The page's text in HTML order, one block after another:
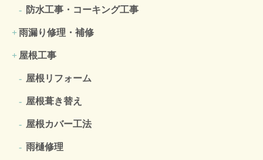
防水工事・コーキング工事
雨漏り修理・補修
屋根工事
屋根リフォーム
屋根葺き替え
屋根カバー工法
雨樋修理